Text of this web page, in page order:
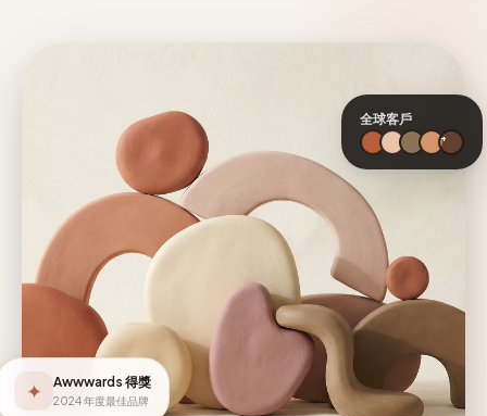
✦ Awwwards 得獎
2024 年度最佳品牌
全球客戶
+